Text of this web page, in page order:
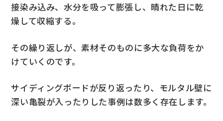
接染み込み、水分を吸って膨張し、晴れた日に乾
燥して収縮する。
その繰り返しが、素材そのものに多大な負荷をか
けていくのです。
サイディングボードが反り返ったり、モルタル壁に
深い亀裂が入ったりした事例は数多く存在します。